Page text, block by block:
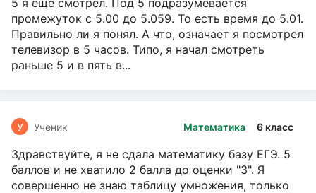
5 я ещё смотрел. Под 5 подразумевается
промежуток с 5.00 до 5.059. То есть время до 5.01.
Правильно ли я понял. А что, означает я посмотрел
телевизор в 5 часов. Типо, я начал смотреть
раньше 5 и в пять в...
Математика 6 класс
У Ученик
Здравствуйте, я не сдала математику базу ЕГЭ. 5
баллов и не хватило 2 балла до оценки "3". Я
совершенно не знаю таблицу умножения, только